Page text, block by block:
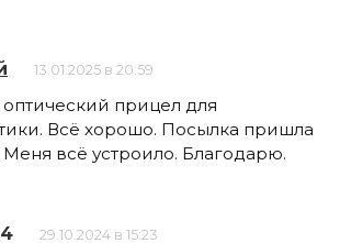
13.01.2025 в 20:59
оптический прицел для
Всё хорошо. Посылка пришла
Меня всё устроило. Благодарю.
29.10.2024 в 15:23